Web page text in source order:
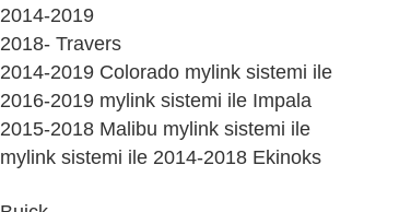
2014-2019
2018- Travers
2014-2019 Colorado mylink sistemi ile
2016-2019 mylink sistemi ile Impala
2015-2018 Malibu mylink sistemi ile
mylink sistemi ile 2014-2018 Ekinoks